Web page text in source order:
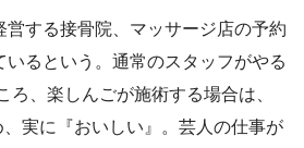
営する接骨院、マッサージ店の予約
いるという。通常のスタッフがやる
ろ、楽しんごが施術する場合は、
実に『おいしい』。芸人の仕事が